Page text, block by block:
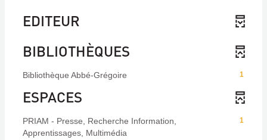
EDITEUR
BIBLIOTHÈQUES
1
Bibliothèque Abbé-Grégoire
ESPACES
1
PRIAM - Presse, Recherche Information,
Apprentissages, Multimédia